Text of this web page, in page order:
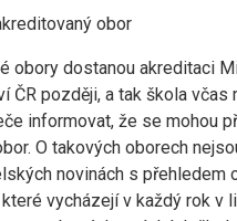
obor
obory dostanou akreditaci
ČR později, a tak škola včas
informovat, že se mohou
O takových oborech
novinách s přehledem
vycházejí v každý rok v